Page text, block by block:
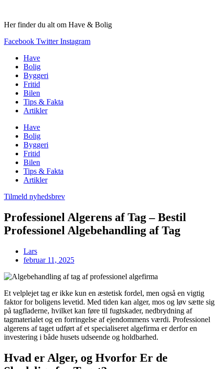
indhold
Her finder du alt om Have & Bolig
Facebook Twitter Instagram
Have
Bolig
Byggeri
Fritid
Bilen
Tips & Fakta
Artikler
Have
Bolig
Byggeri
Fritid
Bilen
Tips & Fakta
Artikler
Tilmeld nyhedsbrev
Professionel Algerens af Tag – Bestil
Professionel Algebehandling af Tag
Lars
februar 11, 2025
Et velplejet tag er ikke kun en æstetisk fordel, men også en vigtig
faktor for boligens levetid. Med tiden kan alger, mos og løv sætte sig
på tagfladerne, hvilket kan føre til fugtskader, nedbrydning af
tagmaterialet og en forringelse af ejendommens værdi. Professionel
algerens af taget udført af et specialiseret algefirma er derfor en
investering i både husets udseende og holdbarhed.
Hvad er Alger, og Hvorfor Er de